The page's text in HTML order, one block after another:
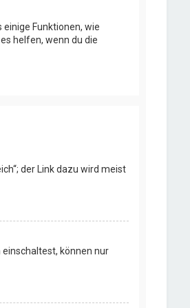
Funktionen, wie
helfen, wenn du die
der Link dazu wird meist
einschaltest, können nur